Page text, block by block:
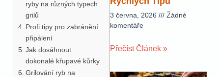
ryby na různých typech
grilů
Profi tipy pro zabránění
připálení
Jak dosáhnout
dokonalé křupavé kůrky
Grilování ryb na
3 června, 2026
Žádné
komentáře
Přečíst Článek »